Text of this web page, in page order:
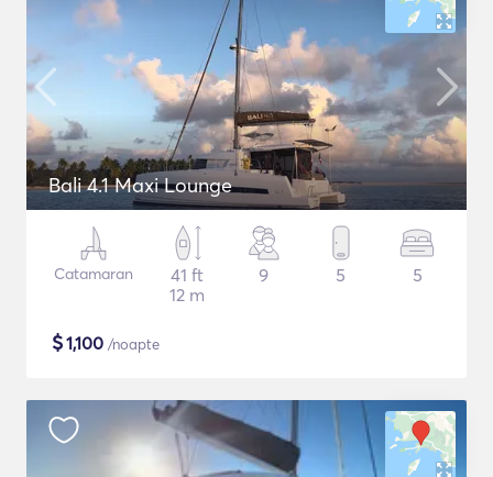
Bali 4.1 Maxi Lounge
Catamaran
41 ft
12 m
9 5 5
$1,100 /noapte